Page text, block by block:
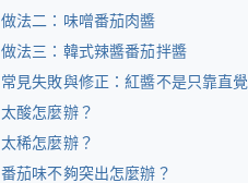
做法二：味噌番茄肉醬
做法三：韓式辣醬番茄拌醬
常見失敗與修正：紅醬不是只靠直覺
太酸怎麼辦？
太稀怎麼辦？
番茄味不夠突出怎麼辦？